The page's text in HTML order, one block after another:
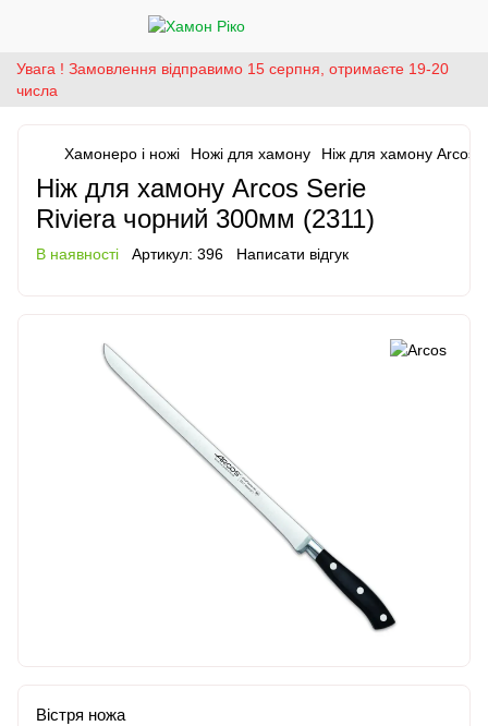
Увага ! Замовлення відправимо 15 серпня, отримаєте 19-20
числа
Хамонеро і ножі Ножі для хамону Ніж для хамону Arcos
Ніж для хамону Arcos Serie
Riviera чорний 300мм (2311)
В наявності Артикул: 396 Написати відгук
Вістря ножа